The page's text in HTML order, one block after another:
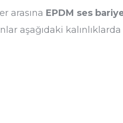
arasına EPDM ses
aşağıdaki